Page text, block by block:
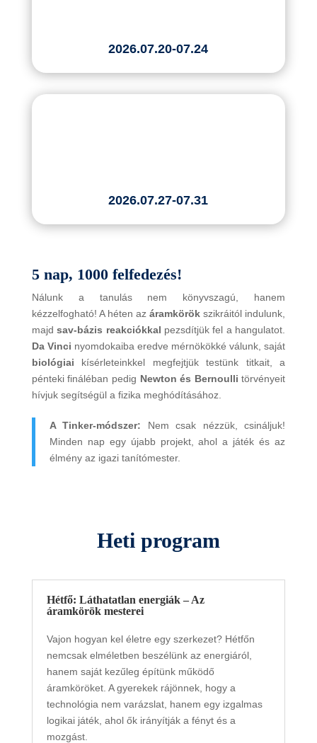
2026.07.20-07.24
2026.07.27-07.31
5 nap, 1000 felfedezés!
Nálunk a tanulás nem könyvszagú, hanem
kézzelfogható! A héten azáramkörök szikráitól indulunk,
majdsav-bázis reakciókkal pezsdítjük fel a hangulatot.
Da Vinci nyomdokaiba eredve mérnökökké válunk, saját
biológiai kísérleteinkkel megfejtjük testünk titkait, a
pénteki fináléban pedig Newton és Bernoulli törvényeit
hívjuk segítségül a fizika meghódításához.
A Tinker-módszer: Nem csak nézzük, csináljuk!
Minden nap egy újabb projekt, ahol a játék és az
élmény az igazi tanítómester.
Heti program
Hétfő: Láthatatlan energiák – Az
áramkörök mesterei
Vajon hogyan kel életre egy szerkezet? Hétfőn
nemcsak elméletben beszélünk az energiáról,
hanem saját kezűleg építünk működő
áramköröket. A gyerekek rájönnek, hogy a
technológia nem varázslat, hanem egy izgalmas
logikai játék, ahol ők irányítják a fényt és a
mozgást.